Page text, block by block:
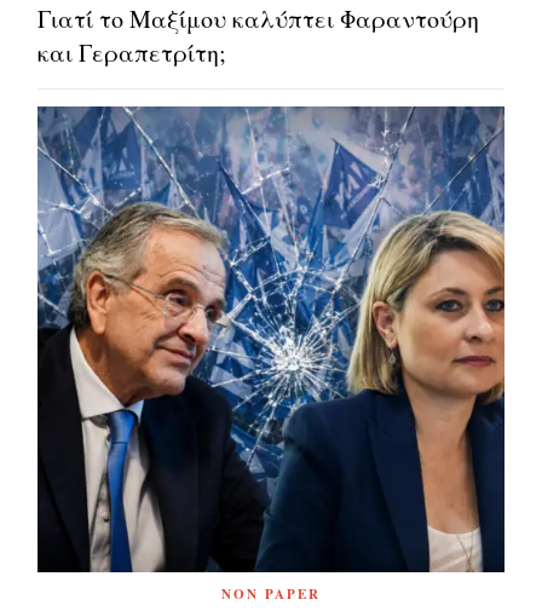
Γιατί το Μαξίμου καλύπτει Φαραντούρη
και Γεραπετρίτη;
NON PAPER